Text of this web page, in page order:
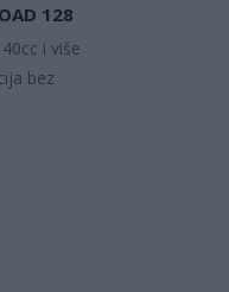
128
i više
bez